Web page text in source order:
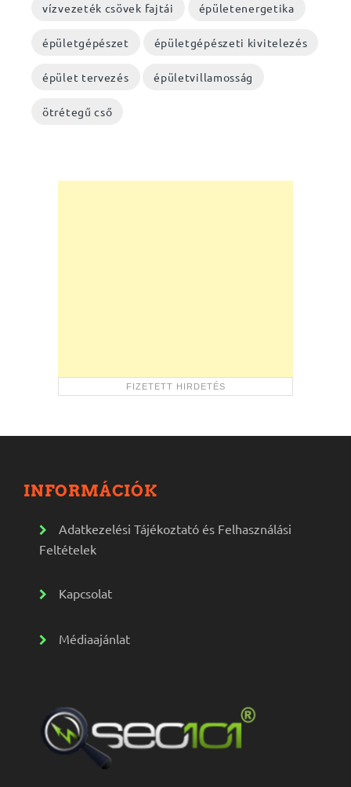
vízvezeték csövek fajtái épületenergetika
épületgépészet épületgépészeti kivitelezés
épület tervezés épületvillamosság
ötrétegű cső
INFORMÁCIÓK
Adatkezelési Tájékoztató és Felhasználási
Feltételek
Kapcsolat
Médiaajánlat